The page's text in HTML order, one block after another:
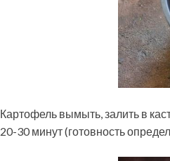
Картофель вымыть, залить в
20-30 минут (готовность